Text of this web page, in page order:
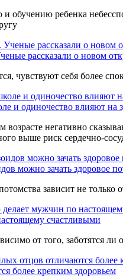
обучению ребенка
рассказали о новом
чувствуют себя более
и одиночество влияют на
негативно
выше риск сердечно-
можно зачать здоровое
зависит не
делает мужчин по
счастливыми
от того, заботятся
отцов отличаются более
более крепким здоровьем